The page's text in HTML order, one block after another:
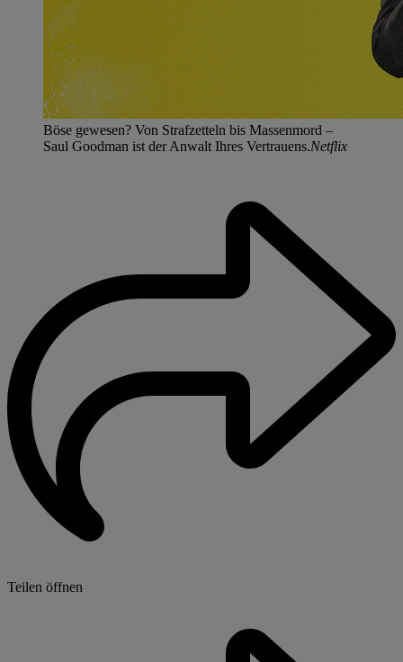
Böse gewesen? Von Strafzetteln bis Massenmord –
Saul Goodman ist der Anwalt Ihres Vertrauens.Netflix
Teilen öffnen